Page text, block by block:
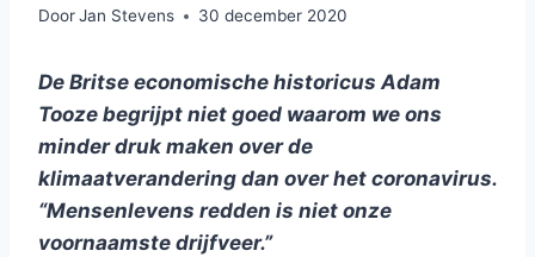
DoorJan Stevens 30 december 2020
De Britse economische historicus Adam
Tooze begrijpt niet goed waarom we ons
minder druk maken over de
klimaatverandering dan over het coronavirus.
“Mensenlevens redden is niet onze
voornaamste drijfveer.”